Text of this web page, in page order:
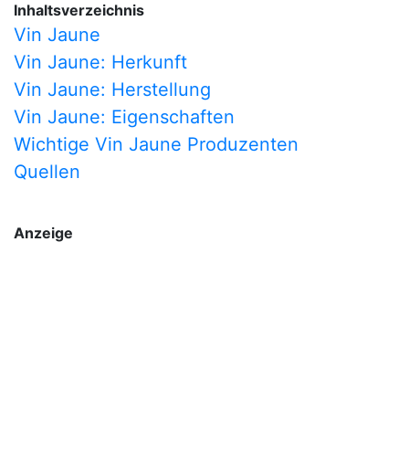
Inhaltsverzeichnis
Vin Jaune
Vin Jaune: Herkunft
Vin Jaune: Herstellung
Vin Jaune: Eigenschaften
Wichtige Vin Jaune Produzenten
Quellen
Anzeige